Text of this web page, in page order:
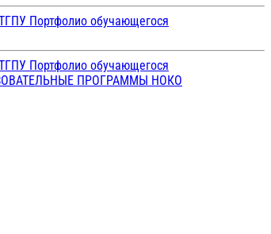
Портфолио обучающегося
Портфолио обучающегося
ПРОГРАММЫ НОКО